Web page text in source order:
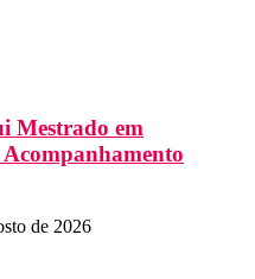
Mestrado em
de 2026